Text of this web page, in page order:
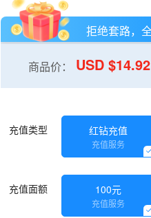
拒绝套路，
商品价： USD $14.92
充值类型 红钻充值
充值服务
充值面额 100元
充值服务